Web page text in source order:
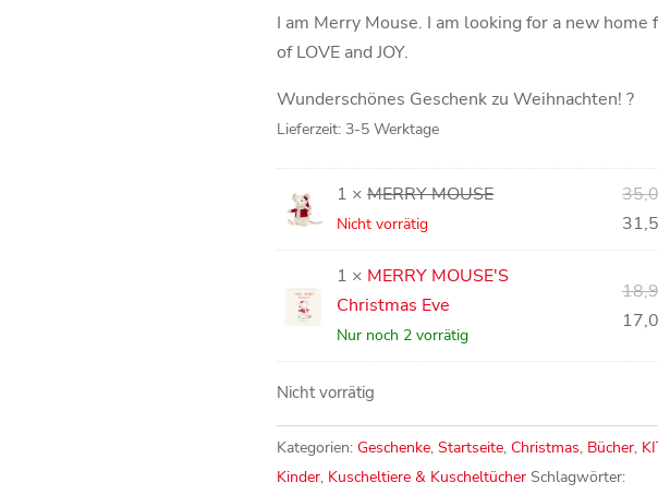
I am Merry Mouse. I am looking for a new home
of LOVE and JOY.
Wunderschönes Geschenk zu Weihnachten! ?
Lieferzeit: 3-5 Werktage
1 ×MERRY MOUSE
Nicht vorrätig
1 × MERRY MOUSE'S
Christmas Eve
Nur noch 2 vorrätig
Nicht vorrätig
Kategorien:Geschenke,Startseite,Christmas, Bücher,
Kinder, Kuscheltiere & Kuscheltücher Schlagwörter: